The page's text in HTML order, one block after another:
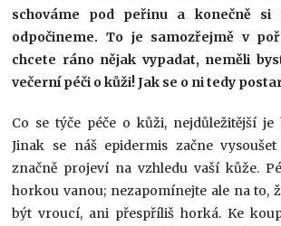
schováme pod peřinu a konečně si
odpočineme. To je samozřejmě v
chcete ráno nějak vypadat, neměli
večerní péči o kůži! Jak se o ni tedy
Co se týče péče o kůži, nejdůležitější je
Jinak se náš epidermis začne
značně projeví na vzhledu vaší kůže.
horkou vanou; nezapomínejte ale na to,
být vroucí, ani přespříliš horká. Ke